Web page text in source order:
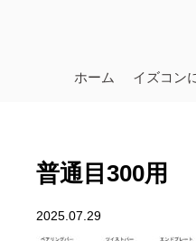
ホーム イズコン
普通目300用
2025.07.29